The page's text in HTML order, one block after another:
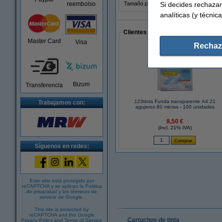
reembolso
Master Card Visa
Transferencia Bizum
Trabajamos con:
Síguenos en redes:
Este sitio está protegido por
reCAPTCHA y se aplican la Política
de privacidad y los términos de
servicio de Google
This site is protected by
reCAPTCHA and the Google
Privacy Policy and Terms of Service
Tamaño papel:
A4
Clientes que han realizado
123tinta Funda transparente A4 21
agujeros 80 micras - 100 unidades
8,50 €
(Incl. 21% IVA)
Cartuchos de tinta
Si decides
analíticas (y